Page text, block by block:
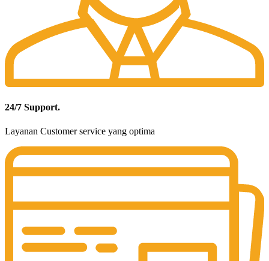
24/7 Support.
Layanan Customer service yang optima